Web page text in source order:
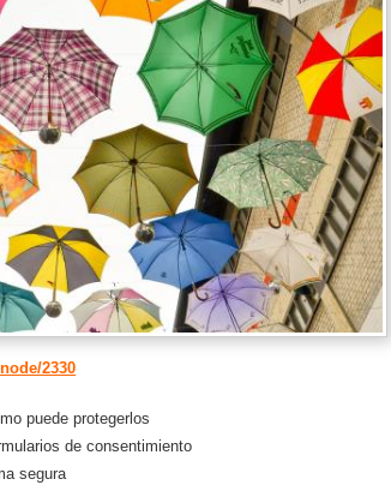
2330
puede protegerlos
de consentimiento
segura